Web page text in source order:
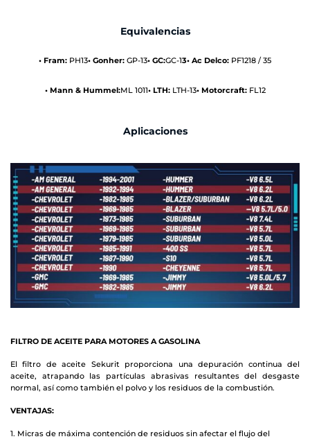
Equivalencias
• Fram: PH13• Gonher: GP-13• GC:GC-13• Ac Delco: PF1218 / 35
• Mann & Hummel:ML 1011• LTH:LTH-13• Motorcraft:FL12
Aplicaciones
FILTRO DE ACEITE PARA MOTORES A GASOLINA
El filtro de aceite Sekurit proporciona una depuración continua del
aceite, atrapando las partículas abrasivas resultantes del desgaste
normal, así como también el polvo y los residuos de la combustión.
VENTAJAS:
1. Micras de máxima contención de residuos sin afectar el flujo del